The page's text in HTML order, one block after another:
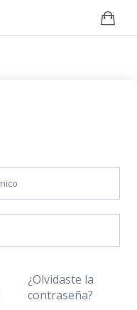
¿Olvidaste la
contraseña?